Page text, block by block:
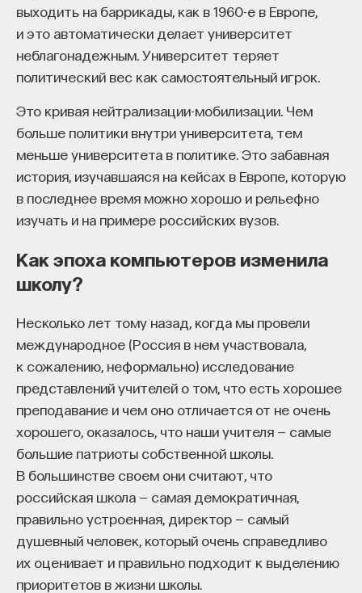
выходить на баррикады, как в 1960-е в Европе,
и это автоматически делает университет
неблагонадежным. Университет теряет
политический вес как самостоятельный игрок.
Это кривая нейтрализации-мобилизации. Чем
больше политики внутри университета, тем
меньше университета в политике. Это забавная
история, изучавшаяся на кейсах в Европе, которую
в последнее время можно хорошо и рельефно
изучать и на примере российских вузов.
Как эпоха компьютеров изменила
школу?
Несколько лет тому назад, когда мы провели
международное (Россия в нем участвовала,
к сожалению, неформально) исследование
представлений учителей о том, что есть хорошее
преподавание и чем оно отличается от не очень
хорошего, оказалось, что наши учителя — самые
большие патриоты собственной школы.
В большинстве своем они считают, что
российская школа — самая демократичная,
правильно устроенная, директор — самый
душевный человек, который очень справедливо
их оценивает и правильно подходит к выделению
приоритетов в жизни школы.